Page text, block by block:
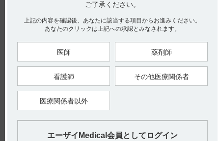
電子添文には、保存方法に関する以下の記載があります。
貯法：室温保存（引用1）
20．取扱い上の注意（引用2）
PTP包装はアルミ袋開封後、バラ包装は開栓後、遮光し、湿気
を避けて保存すること（徐々に分解して含量が低下する）。
［チョコラA末1万単位／g］
貯法：室温保存（引用3）
20．取扱い上の注意（引用4）
開栓後は遮光し、湿気を避けて保存すること（徐々に分解して
［チョコラA滴0.1万単位／滴］
貯法：室温保存（引用5）
ご了承ください。
上記の内容を確認後、あなたに該当する項目からお進みください。
あなたのクリックは上記への承認とみなされます。
医師 薬剤師
看護師 その他医療関係者
医療関係者以外
エーザイMedical会員としてログイン